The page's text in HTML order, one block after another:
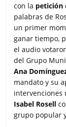
con la petición
palabras de
un primer
ganar tiempo,
el audio
del Grupo
Ana
mandato y su
intervenciones
Isabel Rosell
grupo popular